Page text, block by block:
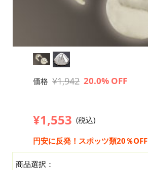
価格 ¥1,942 20.0% OFF
¥1,553 (税込)
円安に反発！スポッツ類20％OFF
商品選択：